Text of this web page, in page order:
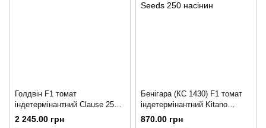
Голдвін F1 томат
індетермінантний Clause 250
насінин
2 245.00 грн
Бенігара (КС 1430) F1 томат
індетермінантний Kitano
Seeds 250 насінин
870.00 грн